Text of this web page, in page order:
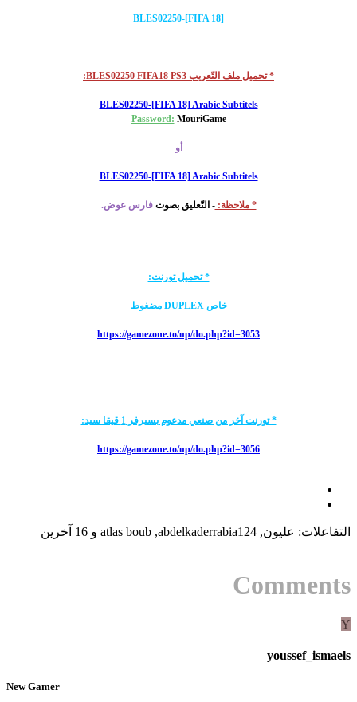
BLES02250-[FIFA 18]
* تحميل ملف التّعريب BLES02250 FIFA18 PS3:
BLES02250-[FIFA 18] Arabic Subtitels
Password: MouriGame
أو
BLES02250-[FIFA 18] Arabic Subtitels
* ملاحظة:- التّعليق بصوتفارس عوض.
* تحميل تورنت:
خاص DUPLEX مضغوط
https://gamezone.to/up/do.php?id=3053
* تورنت آخر من صنعي مدعوم بسيرفر 1 قيقا سيد:
https://gamezone.to/up/do.php?id=3056
التفاعلات: عليون,
abdelkaderrabia124
,
atlas boub و 16 آخرين
Comments
Y
youssef_ismaels
New Gamer